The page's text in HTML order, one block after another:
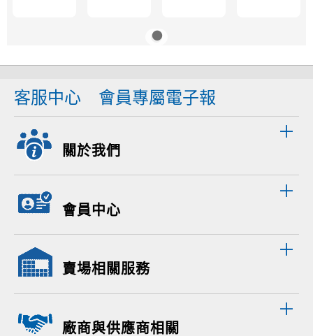
客服中心 會員專屬電子報
關於我們
會員中心
賣場相關服務
廠商與供應商相關